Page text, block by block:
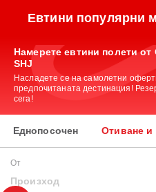
Евтини популярни
Намерете евтини полети от
SHJ
Насладете се на самолетни
предпочитаната дестинация!
сега!
Еднопосочен Отиване
От
Произход